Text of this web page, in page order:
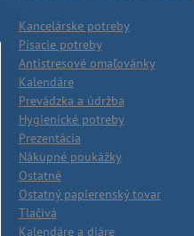
Kancelárske potreby
Písacie potreby
Antistresové omaľovánky
Kalendáre
Prevádzka a údržba
Hygienické potreby
Prezentácia
Nákupné poukážky
Ostatné
Ostatný papierenský tovar
Tlačivá
Kalendáre a diáre